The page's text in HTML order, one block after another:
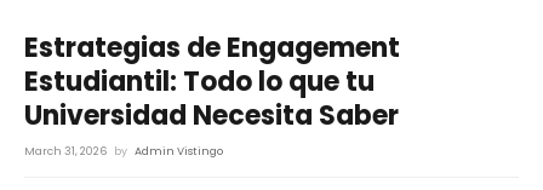
Estrategias de Engagement
Estudiantil: Todo lo que tu
Universidad Necesita Saber
March 31, 2026 by Admin Vistingo